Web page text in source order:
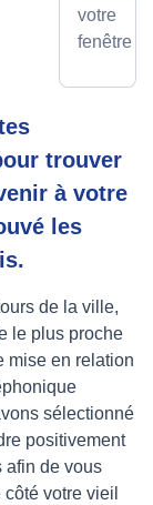
votre
fenêtre
trouver
à votre
les
de la ville,
le plus proche
mise en relation
sélectionné
positivement
afin de vous
votre vieil